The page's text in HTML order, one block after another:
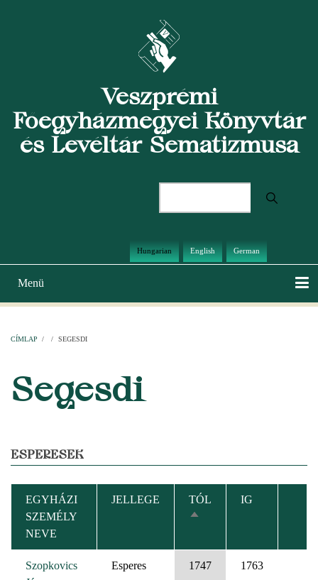
Veszprémi
Főegyházmegyei Könyvtár
és Levéltár Sematizmusa
Hungarian English German
Main
navigation
Menü
CÍMLAP / / SEGESDI
Segesdi
ESPERESEK
EGYHÁZI
SZEMÉLY
NEVE
JELLEGE
TÓL
CSÖKKENŐ
IG
Szopkovics
Esperes 1747 1763